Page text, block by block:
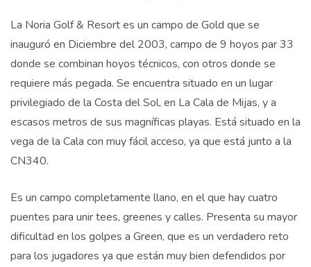
La Noria Golf & Resort es un campo de Gold que se
inauguró en Diciembre del 2003, campo de 9 hoyos par 33
donde se combinan hoyos técnicos, con otros donde se
requiere más pegada. Se encuentra situado en un lugar
privilegiado de la Costa del Sol, en La Cala de Mijas, y a
escasos metros de sus magníficas playas. Está situado en la
vega de la Cala con muy fácil acceso, ya que está junto a la
CN340.
Es un campo completamente llano, en el que hay cuatro
puentes para unir tees, greenes y calles. Presenta su mayor
dificultad en los golpes a Green, que es un verdadero reto
para los jugadores ya que están muy bien defendidos por